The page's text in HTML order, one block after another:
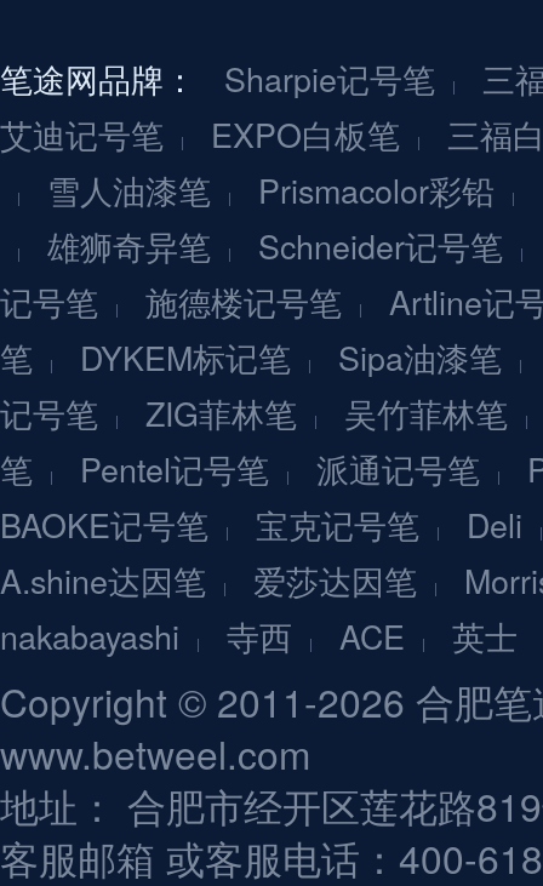
笔途网品牌： Sharpie记号笔
三
艾迪记号笔
EXPO白板笔
三福
雪人油漆笔
Prismacolor彩铅
雄狮奇异笔
Schneider记号笔
记号笔
施德楼记号笔
Artline记
笔
DYKEM标记笔
Sipa油漆笔
记号笔
ZIG菲林笔
吴竹菲林笔
笔
Pentel记号笔 派通记号笔
BAOKE记号笔
宝克记号笔
Deli
A.shine达因笔
爱莎达因笔
nakabayashi
寺西 ACE 英士
Copyright © 2011-2026 合肥
www.betweel.com
地址： 合肥市经开区莲花路
客服邮箱 或客服电话：400-